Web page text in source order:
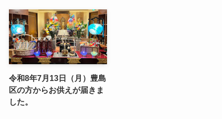
令和8年7月13日（月）豊島
区の方からお供えが届きま
した。